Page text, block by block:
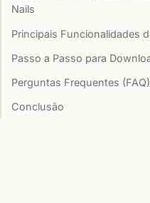
Nails
Principais Funcionalidades
Passo a Passo para
Perguntas Frequentes (FAQ)
Conclusão